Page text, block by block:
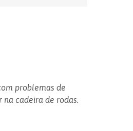
problemas de
cadeira de rodas.